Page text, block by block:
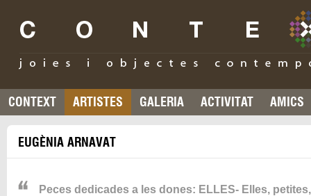
CONTEXT ARTISTES GALERIA ACTIVITAT AMICS
EUGÈNIA ARNAVAT
Peces dedicades a les dones: ELLES- Elles, petites,